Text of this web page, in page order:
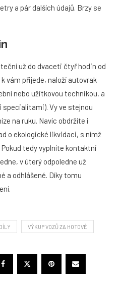
a pár dalších údajů. Brzy se
už do dvaceti čtyř hodin od
vám přijede, naloží autovrak
nebo užitkovou technikou, a
specialitami). Vy ve stejnou
na ruku. Navíc obdržíte i
o ekologické likvidaci, s nímž
tedy vyplníte kontaktní
v úterý odpoledne už
a odhlášené. Díky tomu
VÝKUP VOZŮ ZA HOTOVÉ